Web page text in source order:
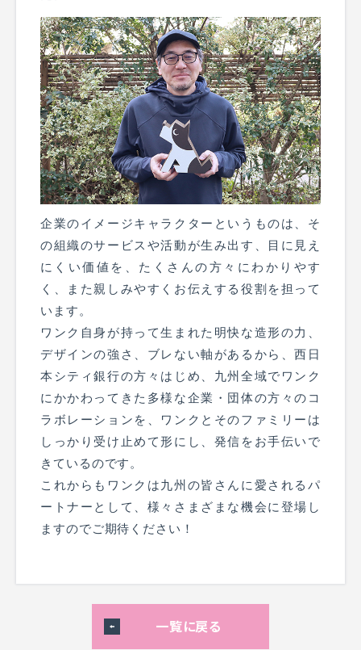
企業のイメージキャラクターというものは、そ
の組織のサービスや活動が生み出す、目に見え
にくい価値を、たくさんの方々にわかりやす
く、また親しみやすくお伝えする役割を担って
います。
ワンク自身が持って生まれた明快な造形の力、
デザインの強さ、ブレない軸があるから、西日
本シティ銀行の方々はじめ、九州全域でワンク
にかかわってきた多様な企業・団体の方々のコ
ラボレーションを、ワンクとそのファミリーは
しっかり受け止めて形にし、発信をお手伝いで
きているのです。
これからもワンクは九州の皆さんに愛されるパ
ートナーとして、様々さまざまな機会に登場し
ますのでご期待ください！
一覧に戻る